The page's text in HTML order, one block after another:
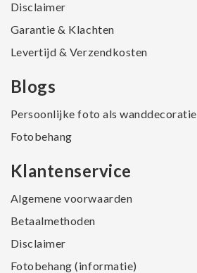
Disclaimer
Garantie & Klachten
Levertijd & Verzendkosten
Blogs
Persoonlijke foto als wanddecoratie
Fotobehang
Klantenservice
Algemene voorwaarden
Betaalmethoden
Disclaimer
Fotobehang (informatie)